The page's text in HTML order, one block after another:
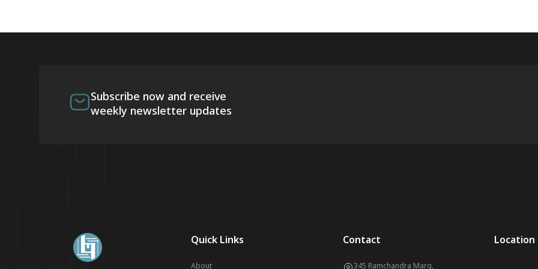
Subscribe now and receive
weekly newsletter updates
Quick Links
About
Contact
345 Ramchandra Marg,
Location